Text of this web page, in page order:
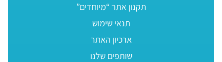
תקנון אתר “מיוחדים”
תנאי שימוש
ארכיון האתר
שותפים שלנו